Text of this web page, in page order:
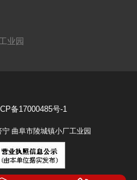
业园
备17000485号-1
曲阜市陵城镇小厂工业园